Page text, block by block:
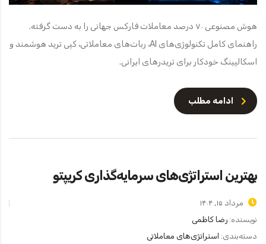
هوش مصنوعی ۷۰ درصد معاملات فارکس جهانی را به دست گرفته.
راهنمای کامل تکنولوژی‌های AI، ربات‌های معاملاتی، کپی ترید هوشمند و
اسکالپینگ خودکار برای تریدرهای ایرانی.
ادامه مطلب
بهترین استراتژی‌های سرمایه‌گذاری کریپتو
مرداد ۱۵, ۱۴۰۴
نویسنده: رضا کاظمی
دسته‌بندی: استراتژی‌های معاملاتی